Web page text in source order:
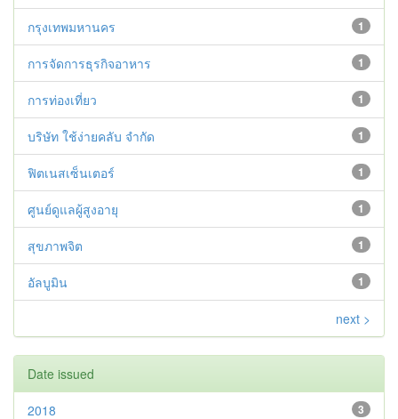
1
กรุงเทพมหานคร
1
การจัดการธุรกิจอาหาร
1
การท่องเที่ยว
1
บริษัท ใช้ง่ายคลับ จำกัด
1
ฟิตเนสเซ็นเตอร์
1
ศูนย์ดูแลผู้สูงอายุ
1
สุขภาพจิต
1
อัลบูมิน
next >
Date issued
3
2018